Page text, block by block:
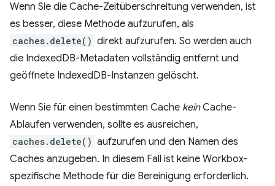
Wenn Sie die Cache-Zeitüberschreitung verwenden, ist
es besser, diese Methode aufzurufen, als
caches.delete() direkt aufzurufen. So werden auch
die IndexedDB-Metadaten vollständig entfernt und
geöffnete IndexedDB-Instanzen gelöscht.
Wenn Sie für einen bestimmten Cache keinCache-
Ablaufen verwenden, sollte es ausreichen,
caches.delete() aufzurufen und den Namen des
Caches anzugeben. In diesem Fall ist keine Workbox-
spezifische Methode für die Bereinigung erforderlich.